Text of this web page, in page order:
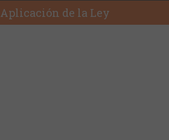
Aplicación de la Ley